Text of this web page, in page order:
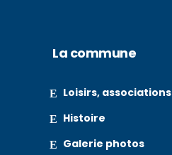
La commune
Loisirs, associations
Histoire
Galerie photos